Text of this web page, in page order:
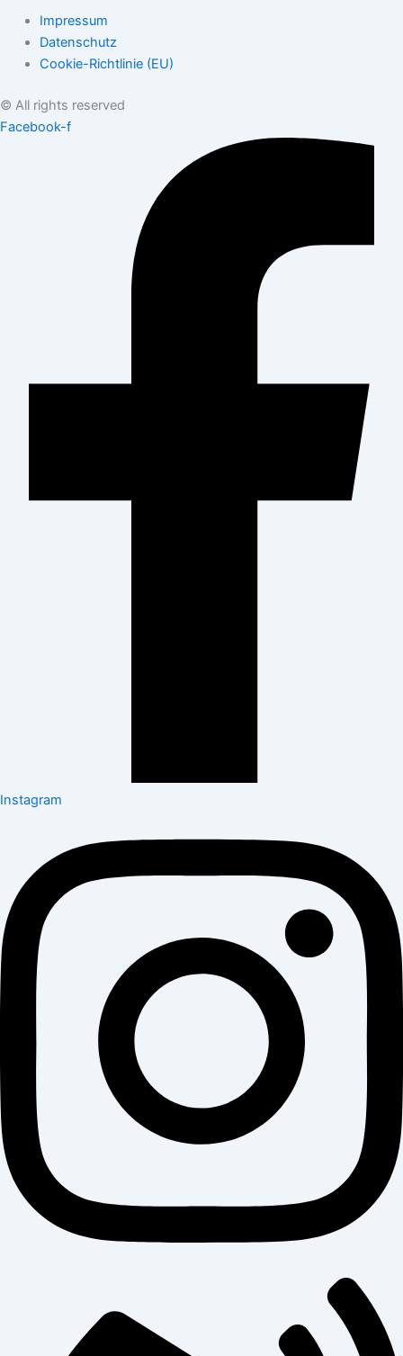
Impressum
Datenschutz
Cookie-Richtlinie (EU)
© All rights reserved
Facebook-f
Instagram